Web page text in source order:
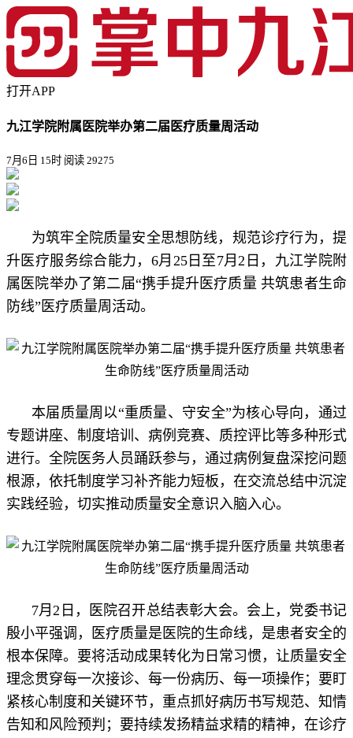
打开APP
九江学院附属医院举办第二届医疗质量周活动
7月6日 15时 阅读 29275
为筑牢全院质量安全思想防线，规范诊疗行为，提
升医疗服务综合能力，6月25日至7月2日，九江学院附
属医院举办了第二届“携手提升医疗质量 共筑患者生命
防线”医疗质量周活动。
本届质量周以“重质量、守安全”为核心导向，通过
专题讲座、制度培训、病例竞赛、质控评比等多种形式
进行。全院医务人员踊跃参与，通过病例复盘深挖问题
根源，依托制度学习补齐能力短板，在交流总结中沉淀
实践经验，切实推动质量安全意识入脑入心。
7月2日，医院召开总结表彰大会。会上，党委书记
殷小平强调，医疗质量是医院的生命线，是患者安全的
根本保障。要将活动成果转化为日常习惯，让质量安全
理念贯穿每一次接诊、每一份病历、每一项操作；要盯
紧核心制度和关键环节，重点抓好病历书写规范、知情
告知和风险预判；要持续发扬精益求精的精神，在诊疗